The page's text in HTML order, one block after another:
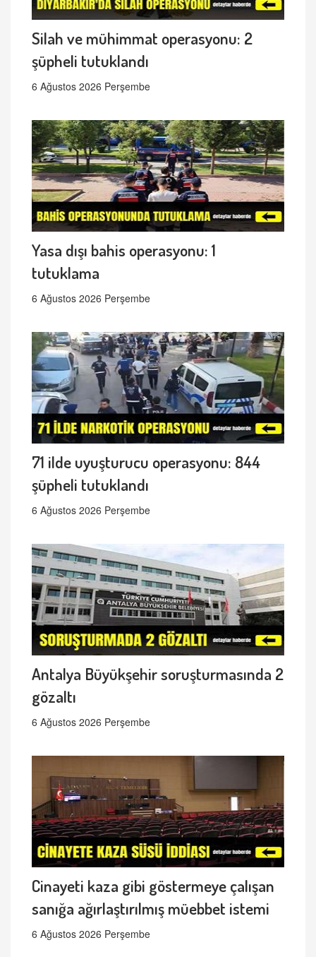
Silah ve mühimmat operasyonu: 2
şüpheli tutuklandı
6 Ağustos 2026 Perşembe
Yasa dışı bahis operasyonu: 1
tutuklama
6 Ağustos 2026 Perşembe
71 ilde uyuşturucu operasyonu: 844
şüpheli tutuklandı
6 Ağustos 2026 Perşembe
Antalya Büyükşehir soruşturmasında 2
gözaltı
6 Ağustos 2026 Perşembe
Cinayeti kaza gibi göstermeye çalışan
sanığa ağırlaştırılmış müebbet istemi
6 Ağustos 2026 Perşembe